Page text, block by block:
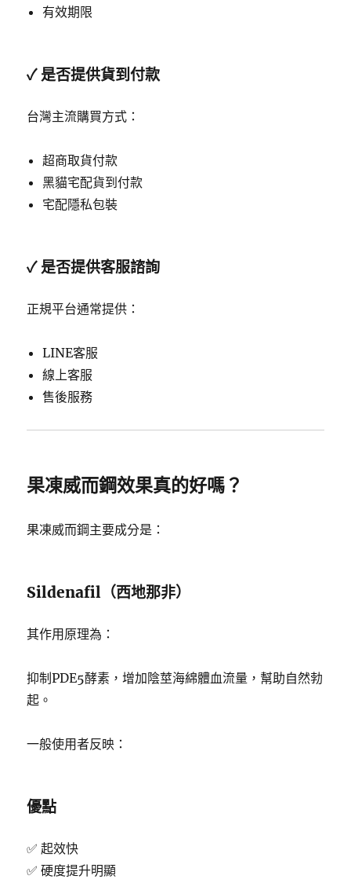
有效期限
✓ 是否提供貨到付款
台灣主流購買方式：
超商取貨付款
黑貓宅配貨到付款
宅配隱私包裝
✓ 是否提供客服諮詢
正規平台通常提供：
LINE客服
線上客服
售後服務
果凍威而鋼效果真的好嗎？
果凍威而鋼主要成分是：
Sildenafil（西地那非）
其作用原理為：
抑制PDE5酵素，增加陰莖海綿體血流量，幫助自然勃
起。
一般使用者反映：
優點
✅ 起效快
✅ 硬度提升明顯